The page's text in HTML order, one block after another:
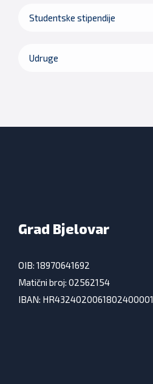
Studentske stipendije
Udruge
Grad Bjelovar
OIB: 18970641692
Matični broj: 02562154
IBAN: HR4324020061802400001